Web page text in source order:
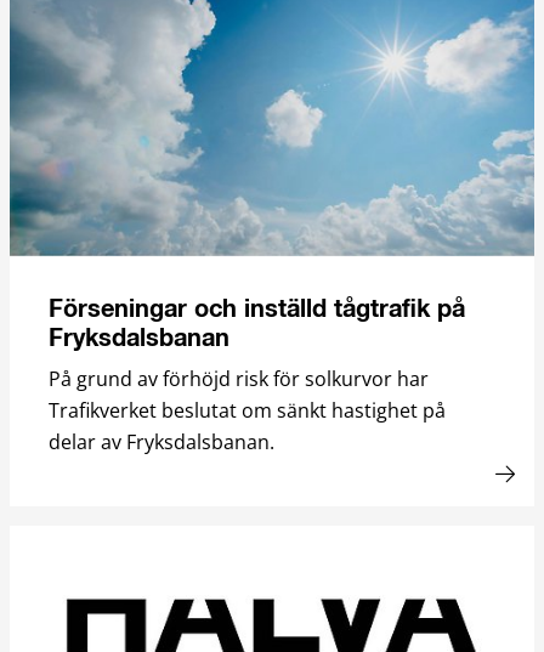
Förseningar och inställd tågtrafik på
Fryksdalsbanan
På grund av förhöjd risk för solkurvor har
Trafikverket beslutat om sänkt hastighet på
delar av Fryksdalsbanan.